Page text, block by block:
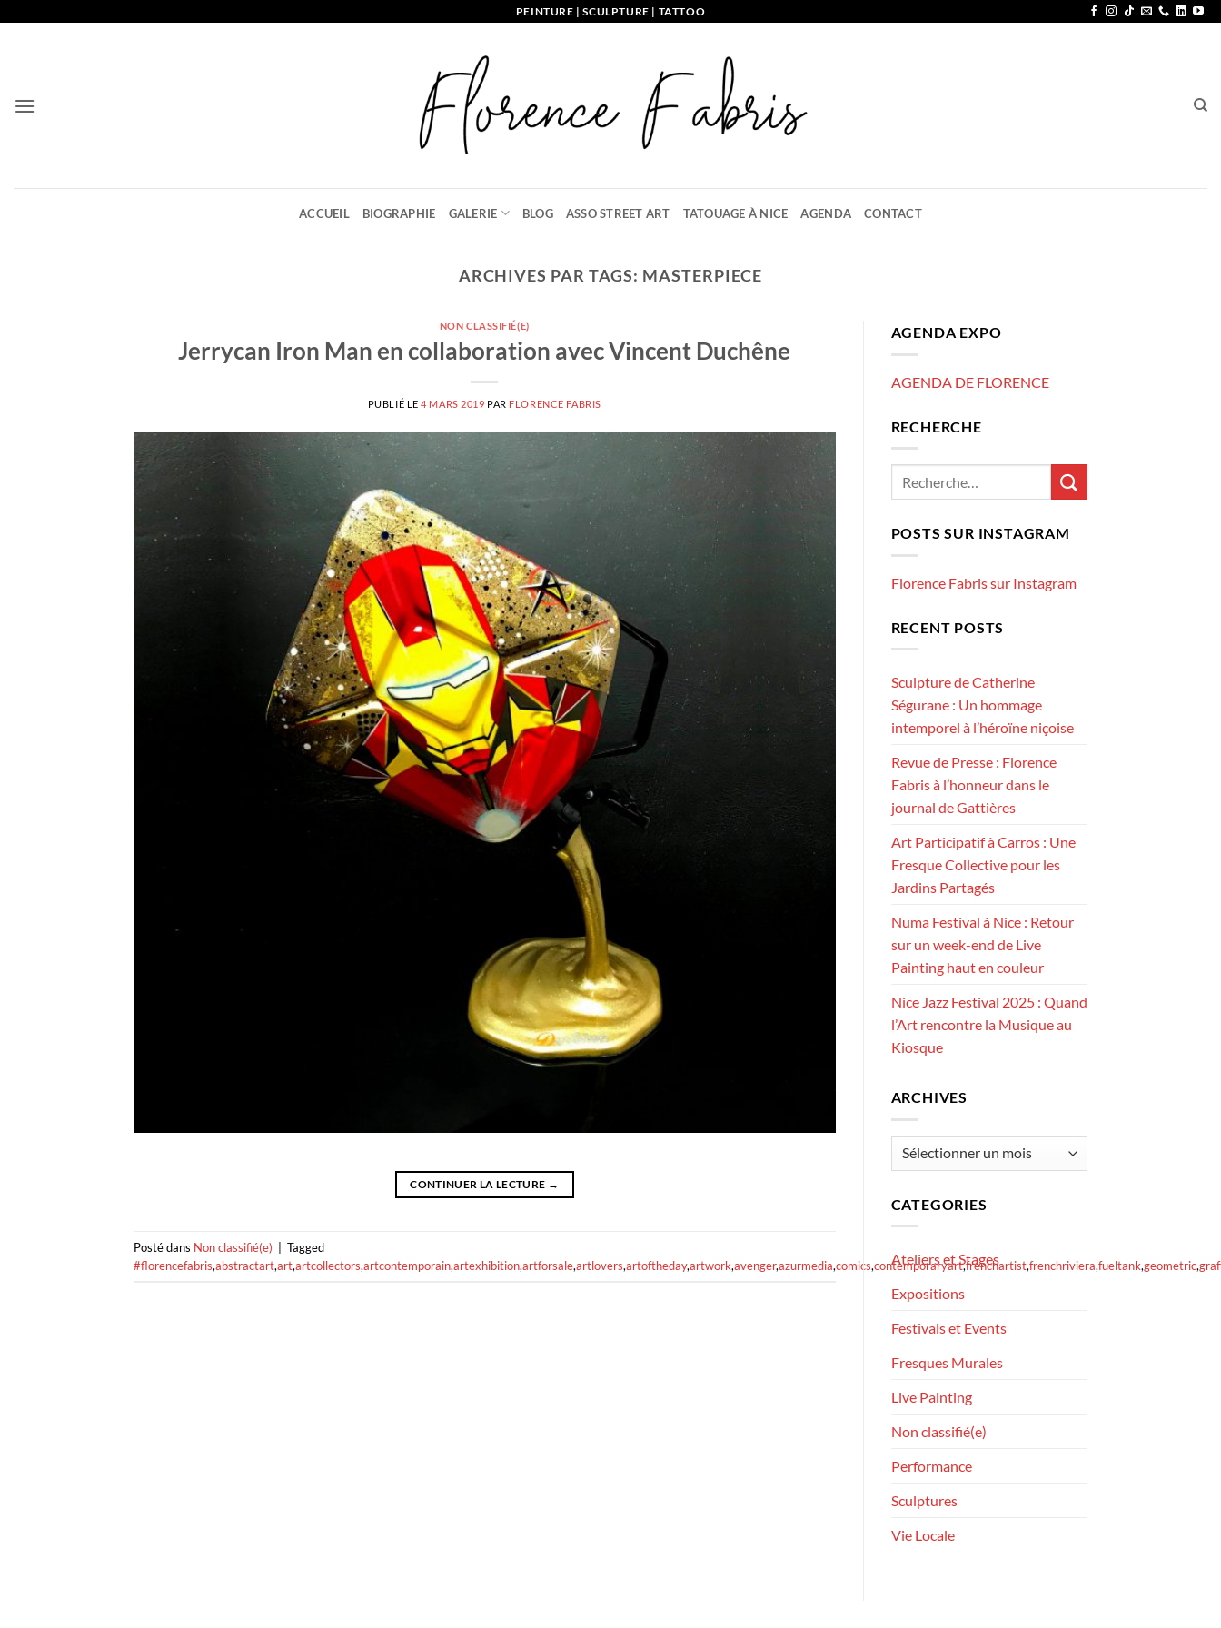
PEINTURE | SCULPTURE | TATTOO
ACCUEIL BIOGRAPHIE GALERIE BLOG ASSO STREET ART TATOUAGE À NICE AGENDA CONTACT
ARCHIVES PAR TAGS: MASTERPIECE
NON CLASSIFIÉ(E)
Jerrycan Iron Man en collaboration avec Vincent Duchêne
PUBLIÉ LE4 MARS 2019 PAR FLORENCE FABRIS
CONTINUER LA LECTURE →
Posté dans Non classifié(e)
Tagged
#florencefabris,abstractart,art,artcollectors,artcontemporain,artexhibition,artforsale,artlovers,artoftheday,artwork,avenger,azurmedia,comics,contemporaryart,frenchartist,frenchriviera,fueltank,geometric,
AGENDA EXPO
AGENDA DE FLORENCE
RECHERCHE
POSTS SUR INSTAGRAM
Florence Fabris sur Instagram
RECENT POSTS
Sculpture de Catherine
Ségurane : Un hommage
intemporel à l’héroïne niçoise
Revue de Presse : Florence
Fabris à l’honneur dans le
journal de Gattières
Art Participatif à Carros : Une
Fresque Collective pour les
Jardins Partagés
Numa Festival à Nice : Retour
sur un week-end de Live
Painting haut en couleur
Nice Jazz Festival 2025 : Quand
l’Art rencontre la Musique au
Kiosque
ARCHIVES
Archives
CATEGORIES
Ateliers et Stages
Expositions
Festivals et Events
Fresques Murales
Live Painting
Non classifié(e)
Performance
Sculptures
Vie Locale